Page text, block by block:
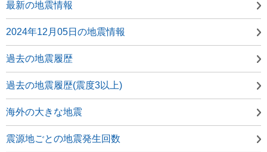
最新の地震情報
2024年12月05日の地震情報
過去の地震履歴
過去の地震履歴(震度3以上)
海外の大きな地震
震源地ごとの地震発生回数